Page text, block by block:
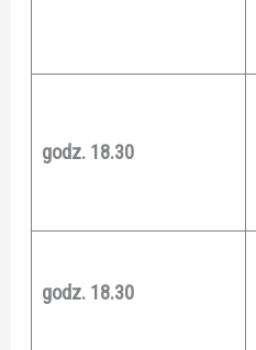
godz. 18.30
godz. 18.30